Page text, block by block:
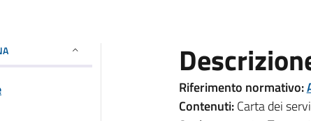
Riferimento normativo:
Contenuti:Carta dei